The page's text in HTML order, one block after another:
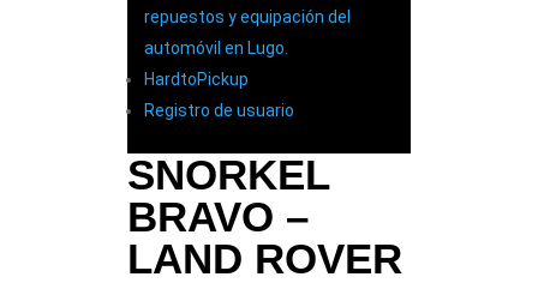
repuestos y equipación del
automóvil en Lugo.
HardtoPickup
Registro de usuario
SNORKEL
BRAVO –
LAND ROVER